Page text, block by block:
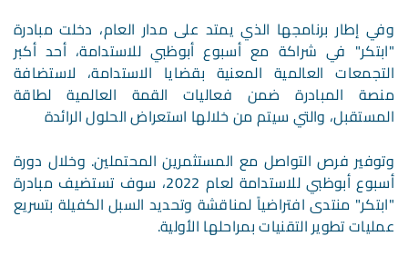
وفي إطار برنامجها الذي يمتد على مدار العام، دخلت مبادرة
"ابتكر" في شراكة مع أسبوع أبوظبي للاستدامة، أحد أكبر
التجمعات العالمية المعنية بقضايا الاستدامة، لاستضافة
منصة المبادرة ضمن فعاليات القمة العالمية لطاقة
المستقبل، والتي سيتم من خلالها استعراض الحلول الرائدة
وتوفير فرص التواصل مع المستثمرين المحتملين. وخلال دورة
أسبوع أبوظبي للاستدامة لعام 2022، سوف تستضيف مبادرة
"ابتكر" منتدى افتراضياً لمناقشة وتحديد السبل الكفيلة بتسريع
عمليات تطوير التقنيات بمراحلها الأولية.